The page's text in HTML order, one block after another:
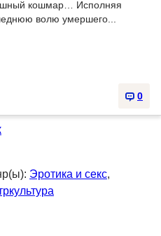
кошмар… Исполняя
волю умершего...
0
Эротика и секс,